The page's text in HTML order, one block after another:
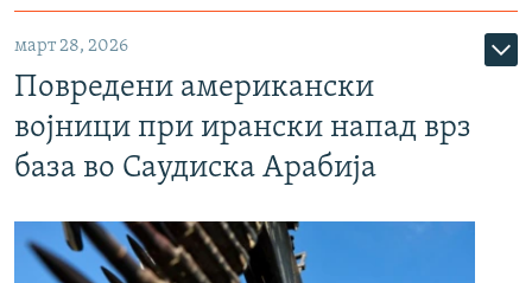
март 28, 2026
Повредени американски
војници при ирански напад врз
база во Саудиска Арабија